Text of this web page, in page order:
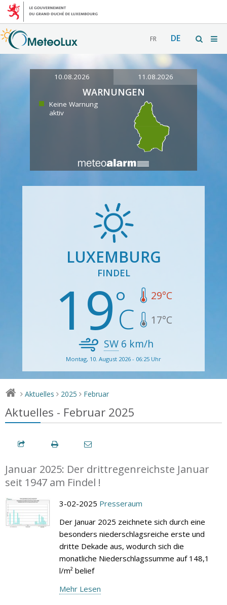
FR DE
10.08.2026 11.08.2026
WARNUNGEN
Keine Warnung
aktiv
LUXEMBURG
FINDEL
19 29°C
17°C
SW 6 km/h
Montag, 10. August 2026 - 06:25 Uhr
> Aktuelles > 2025 > Februar
Aktuelles - Februar 2025
Januar 2025: Der drittregenreichste Januar
seit 1947 am Findel !
3-02-2025 Presseraum
Der Januar 2025 zeichnete sich durch eine
besonders niederschlagsreiche erste und
dritte Dekade aus, wodurch sich die
monatliche Niederschlagssumme auf 148,1
l/m² belief
Mehr Lesen